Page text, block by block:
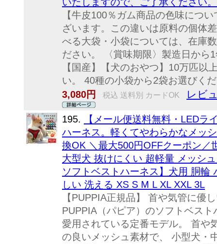
【牛皮100％ガム商品の色味につ
ざいます。この違いは原料の個体
べる大袋・小袋については、在庫
ださい。 〈賞味期限〉製造日から
【国産】【犬のおやつ】10万匹以
い。 40種の小袋から2袋お選びく
3,080円
税込 送料別 カードOK レビ
195.
【メール便送料無料・LEDラ
ハーネス。軽くてやわらかなメッ
換OK ＼最大500円OFFクーポン／
大型犬 抜けにくい 超軽量 メッシ
ソフトベストハーネス】犬用 胴輪
しい 洗える XS S M L XL XXL 3L
【PUPPIA正規品】 首や気管に優
PUPPIA（パピア）のソフトベス
愛用されている定番モデル。 首や
の良いメッシュ素材で、 小型犬・